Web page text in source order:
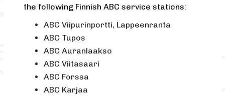
the following Finnish ABC service stations:
ABC Viipurinportti, Lappeenranta
ABC Tupos
ABC Auranlaakso
ABC Viitasaari
ABC Forssa
ABC Karjaa